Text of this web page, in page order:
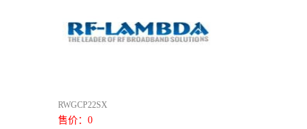
RWGCP22SX
售价： 0